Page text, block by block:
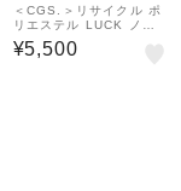
UTLET
＜CGS.＞リサイクル ポ
リエステル LUCK ノー
スリーブ Tシャツ 吸水速
乾 UV軽減
¥5,500